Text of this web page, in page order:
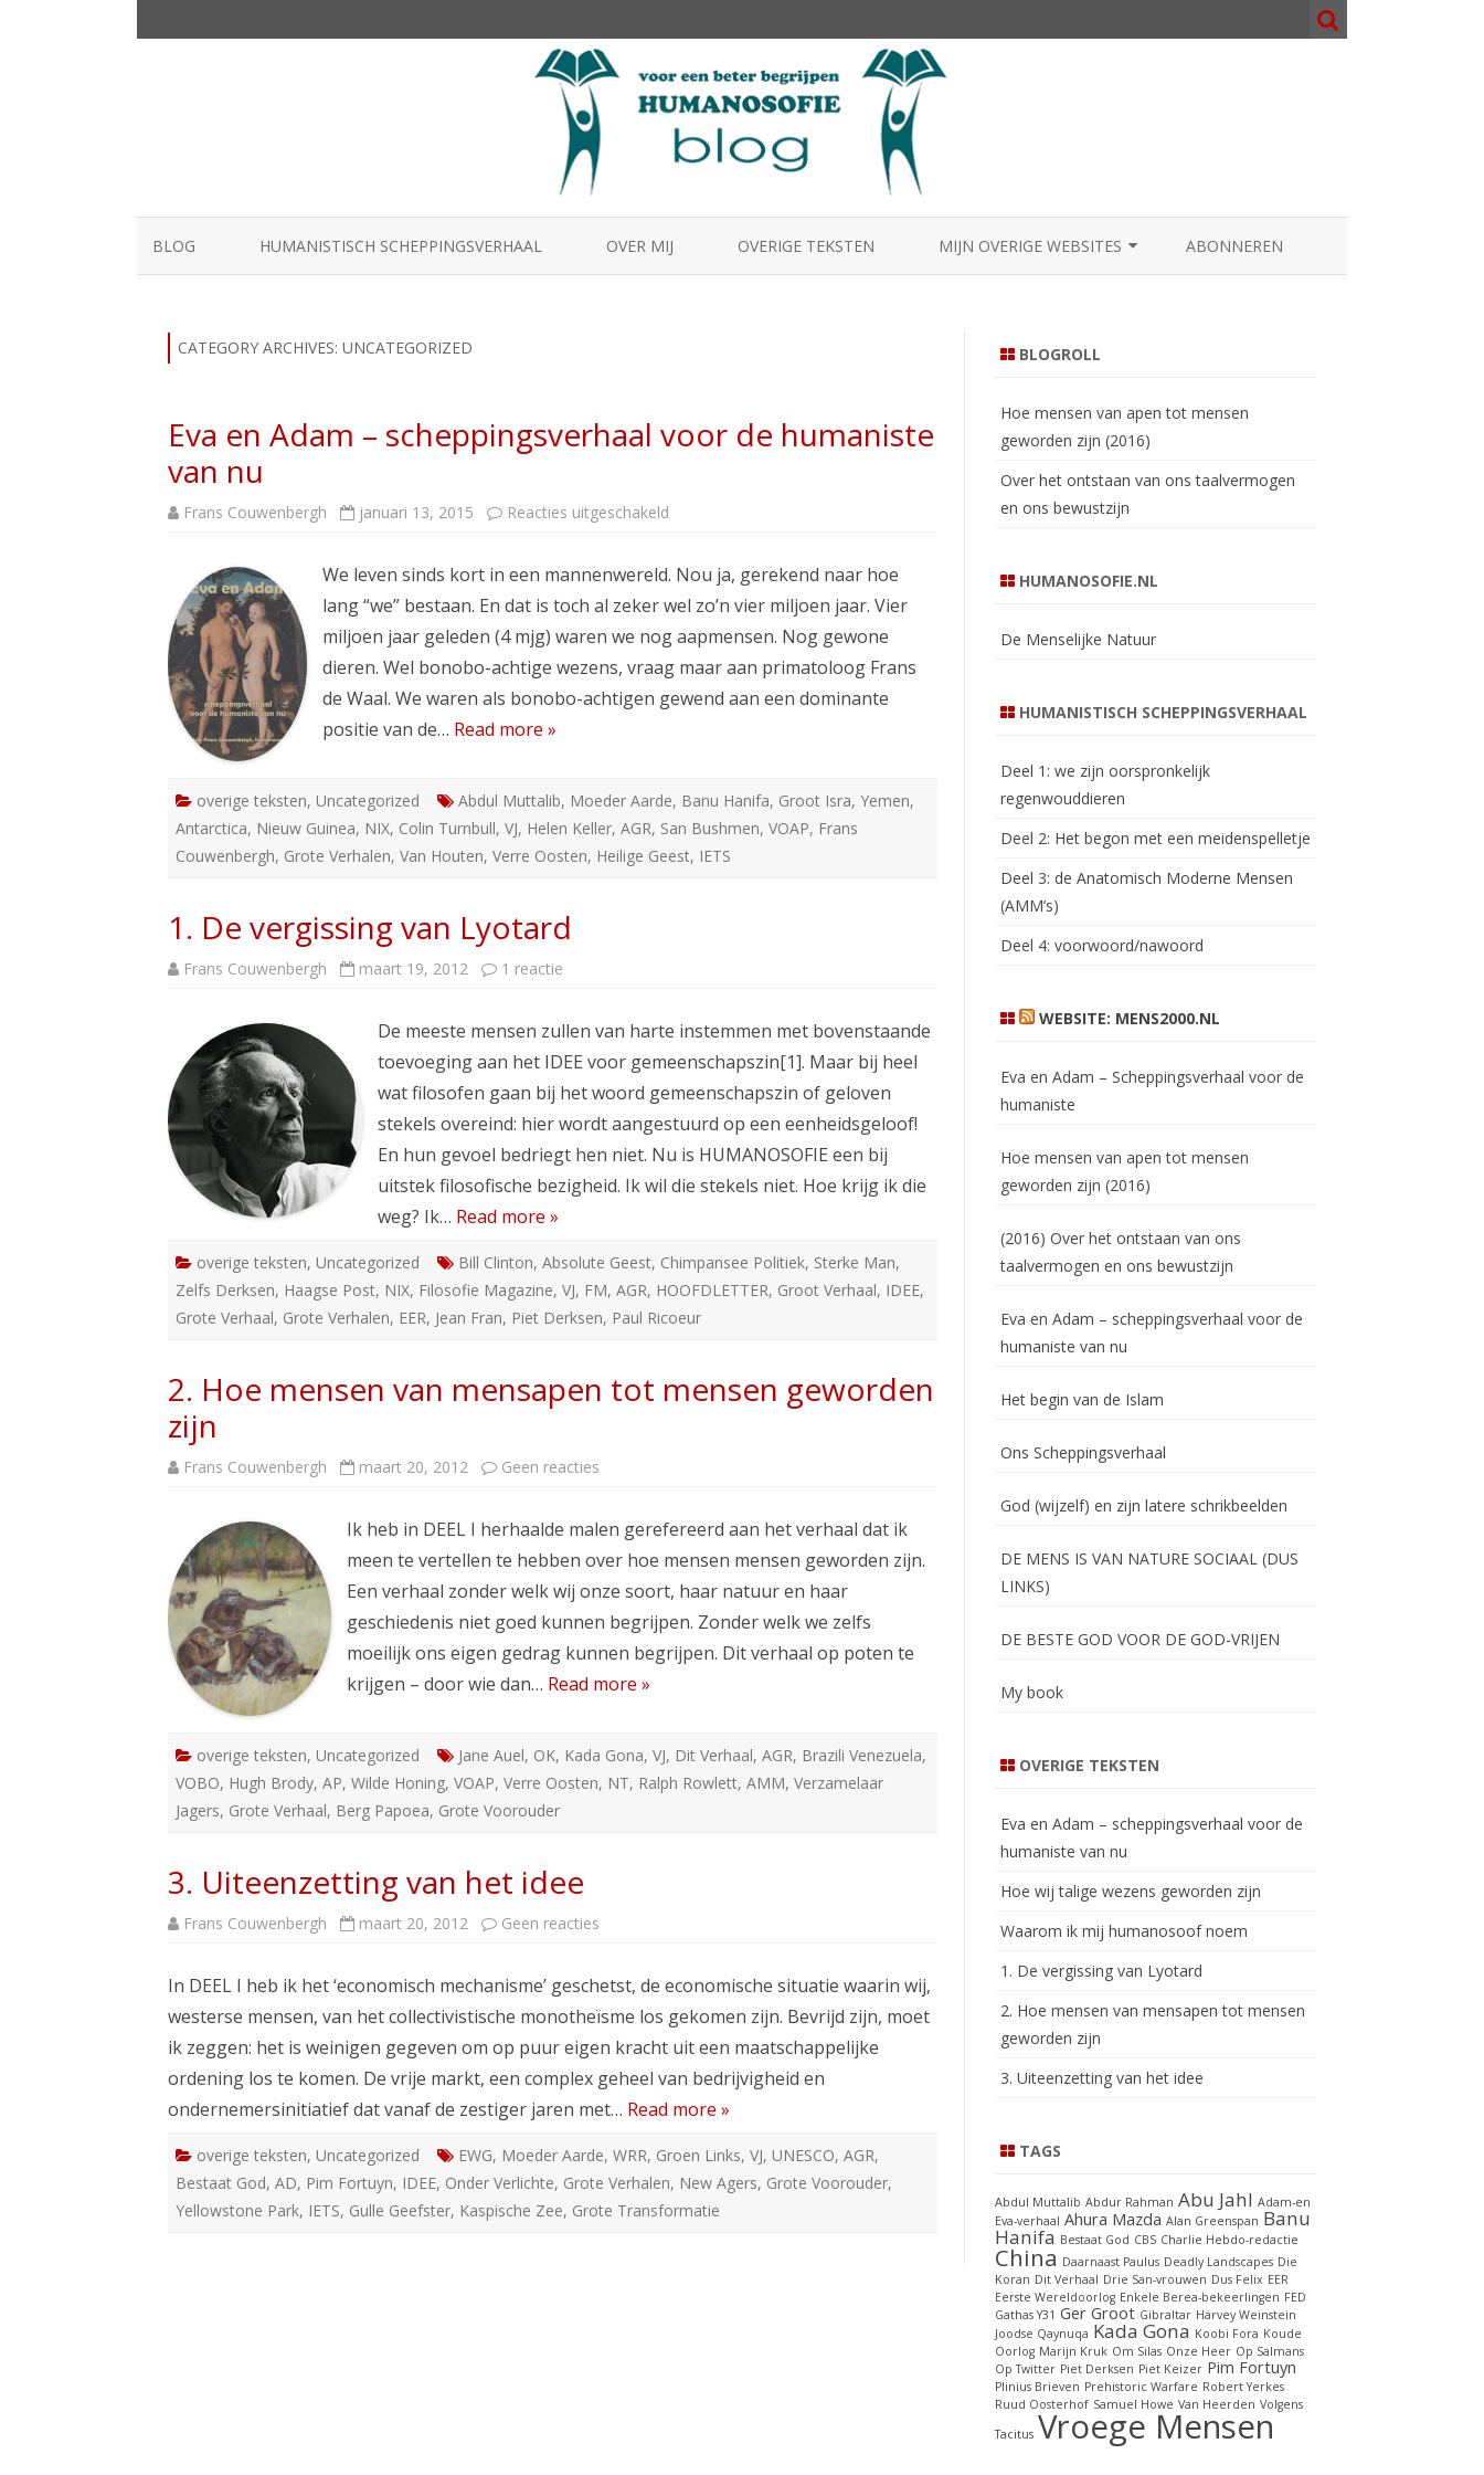
to
BLOG HUMANISTISCH SCHEPPINGSVERHAAL OVER MIJ OVERIGE TEKSTEN MIJN OVERIGE WEBSITES ABONNEREN
CATEGORY ARCHIVES: UNCATEGORIZED
Eva en Adam – scheppingsverhaal voor de humaniste
van nu
Frans Couwenbergh januari 13, 2015 Reacties uitgeschakeld
scheppingsverhaal
voor
humaniste
van
nu
We leven sinds kort in een mannenwereld. Nou ja, gerekend naar hoe
lang “we” bestaan. En dat is toch al zeker wel zo’n vier miljoen jaar. Vier
miljoen jaar geleden (4 mjg) waren we nog aapmensen. Nog gewone
dieren. Wel bonobo-achtige wezens, vraag maar aan primatoloog Frans
de Waal. We waren als bonobo-achtigen gewend aan een dominante
positie van de… Read more »
overige teksten, Uncategorized Abdul Muttalib, Moeder Aarde, Banu Hanifa, Groot Isra, Yemen,
Antarctica, Nieuw Guinea, NIX, Colin Turnbull, VJ, Helen Keller, AGR, San Bushmen, VOAP, Frans
Couwenbergh, Grote Verhalen, Van Houten, Verre Oosten, Heilige Geest, IETS
1. De vergissing van Lyotard
Frans Couwenbergh maart 19, 2012 1 reactie
van
De meeste mensen zullen van harte instemmen met bovenstaande
toevoeging aan het IDEE voor gemeenschapszin[1]. Maar bij heel
wat filosofen gaan bij het woord gemeenschapszin of geloven
stekels overeind: hier wordt aangestuurd op een eenheidsgeloof!
En hun gevoel bedriegt hen niet. Nu is HUMANOSOFIE een bij
uitstek filosofische bezigheid. Ik wil die stekels niet. Hoe krijg ik die
weg? Ik… Read more »
overige teksten, Uncategorized Bill Clinton, Absolute Geest, Chimpansee Politiek, Sterke Man,
Zelfs Derksen, Haagse Post, NIX, Filosofie Magazine, VJ, FM, AGR, HOOFDLETTER, Groot Verhaal, IDEE,
Grote Verhaal, Grote Verhalen, EER, Jean Fran, Piet Derksen, Paul Ricoeur
2. Hoe mensen van mensapen tot mensen geworden
zijn
Frans Couwenbergh maart 20, 2012 Geen reacties
van
mensapen
tot
geworden
Ik heb in DEEL I herhaalde malen gerefereerd aan het verhaal dat ik
meen te vertellen te hebben over hoe mensen mensen geworden zijn.
Een verhaal zonder welk wij onze soort, haar natuur en haar
geschiedenis niet goed kunnen begrijpen. Zonder welk we zelfs
moeilijk ons eigen gedrag kunnen begrijpen. Dit verhaal op poten te
krijgen – door wie dan… Read more »
overige teksten, Uncategorized Jane Auel, OK, Kada Gona, VJ, Dit Verhaal, AGR, Brazili Venezuela,
VOBO, Hugh Brody, AP, Wilde Honing, VOAP, Verre Oosten, NT, Ralph Rowlett, AMM, Verzamelaar
Jagers, Grote Verhaal, Berg Papoea, Grote Voorouder
3. Uiteenzetting van het idee
Frans Couwenbergh maart 20, 2012 Geen reacties
het
In DEEL I heb ik het ‘economisch mechanisme’ geschetst, de economische situatie waarin wij,
westerse mensen, van het collectivistische monotheïsme los gekomen zijn. Bevrijd zijn, moet
ik zeggen: het is weinigen gegeven om op puur eigen kracht uit een maatschappelijke
ordening los te komen. De vrije markt, een complex geheel van bedrijvigheid en
ondernemersinitiatief dat vanaf de zestiger jaren met… Read more »
overige teksten, Uncategorized EWG, Moeder Aarde, WRR, Groen Links, VJ, UNESCO, AGR,
Bestaat God, AD, Pim Fortuyn, IDEE, Onder Verlichte, Grote Verhalen, New Agers, Grote Voorouder,
Yellowstone Park, IETS, Gulle Geefster, Kaspische Zee, Grote Transformatie
BLOGROLL
Hoe mensen van apen tot mensen
geworden zijn (2016)
Over het ontstaan van ons taalvermogen
en ons bewustzijn
HUMANOSOFIE.NL
De Menselijke Natuur
HUMANISTISCH SCHEPPINGSVERHAAL
Deel 1: we zijn oorspronkelijk
regenwouddieren
Deel 2: Het begon met een meidenspelletje
Deel 3: de Anatomisch Moderne Mensen
(AMM’s)
Deel 4: voorwoord/nawoord
WEBSITE: MENS2000.NL
Eva en Adam – Scheppingsverhaal voor de
humaniste
Hoe mensen van apen tot mensen
geworden zijn (2016)
(2016) Over het ontstaan van ons
taalvermogen en ons bewustzijn
Eva en Adam – scheppingsverhaal voor de
humaniste van nu
Het begin van de Islam
Ons Scheppingsverhaal
God (wijzelf) en zijn latere schrikbeelden
DE MENS IS VAN NATURE SOCIAAL (DUS
LINKS)
DE BESTE GOD VOOR DE GOD-VRIJEN
My book
OVERIGE TEKSTEN
Eva en Adam – scheppingsverhaal voor de
humaniste van nu
Hoe wij talige wezens geworden zijn
Waarom ik mij humanosoof noem
1. De vergissing van Lyotard
2. Hoe mensen van mensapen tot mensen
geworden zijn
3. Uiteenzetting van het idee
TAGS
Abdul Muttalib Abdur Rahman Abu Jahl Adam-en
Eva-verhaal Ahura Mazda Alan Greenspan Banu
Hanifa Bestaat God CBS Charlie Hebdo-redactie
China Daarnaast Paulus Deadly Landscapes Die
Koran Dit Verhaal Drie San-vrouwen Dus Felix EER
Eerste Wereldoorlog Enkele Berea-bekeerlingen FED
Gathas Y31 Ger Groot Gibraltar Harvey Weinstein
Joodse Qaynuqa Kada Gona Koobi Fora Koude
Oorlog Marijn Kruk Om Silas Onze Heer Op Salmans
Op Twitter Piet Derksen Piet Keizer Pim Fortuyn
Plinius Brieven Prehistoric Warfare Robert Yerkes
Ruud Oosterhof Samuel Howe Van Heerden Volgens
Tacitus Vroege Mensen